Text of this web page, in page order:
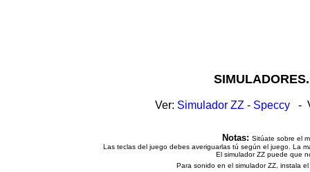
Ver: Simulador ZZ - Speccy -
Notas: Sitúate sobre el
Las teclas del juego debes averiguarlas tú según el juego. La
El simulador ZZ puede que
Para sonido en el simulador ZZ, instala